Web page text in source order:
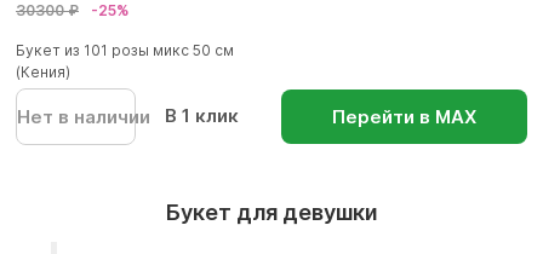
30300 ₽ -25%
Букет из 101 розы микс 50 см
(Кения)
Нет в наличии В 1 клик Перейти в МАХ
Букет для девушки